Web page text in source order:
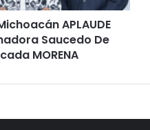
APLAUDE
Saucedo De
MORENA